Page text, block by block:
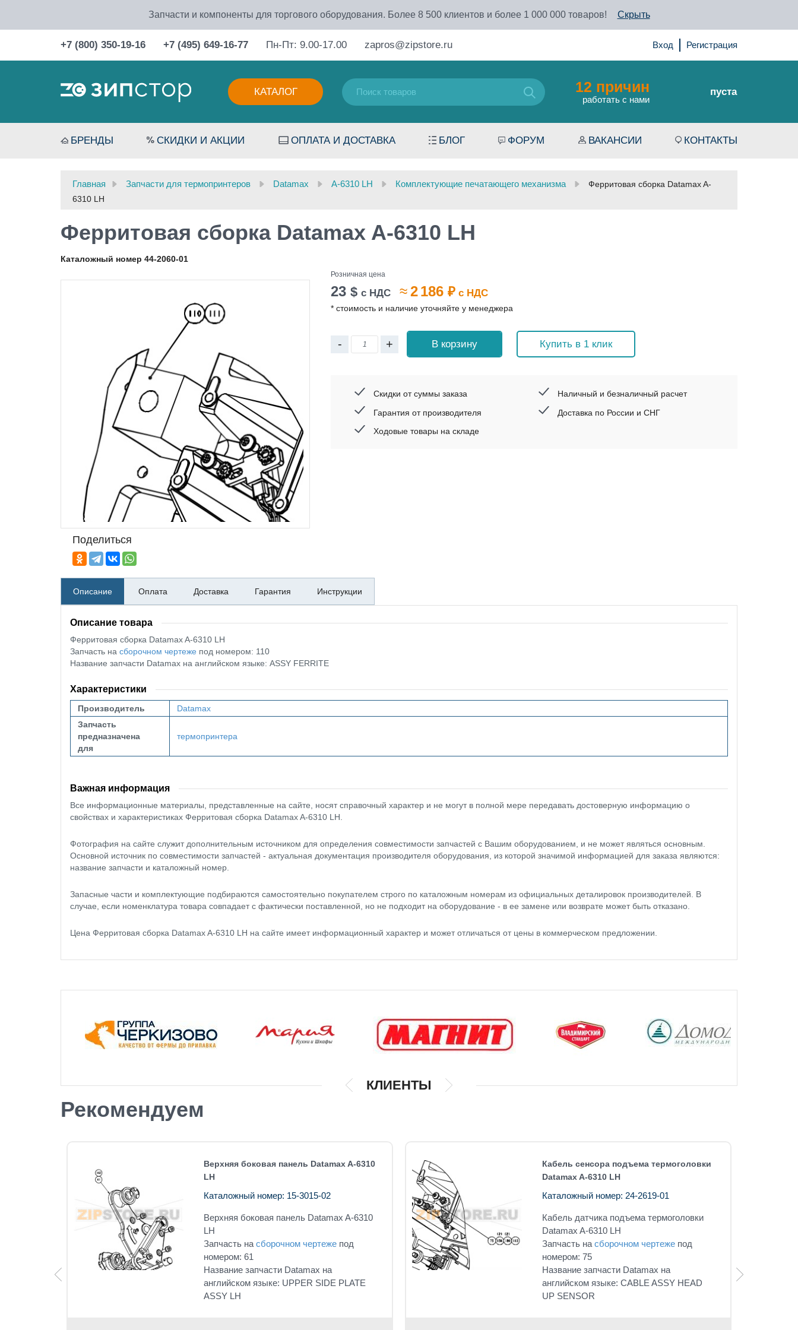
Запчасти и компоненты для торгового оборудования. Более 8 500 клиентов и более 1 000 000 товаров! Скрыть
+7 (800) 350-19-16 +7 (495) 649-16-77 Пн-Пт: 9.00-17.00 zapros@zipstore.ru Вход Регистрация
КАТАЛОГ 12 причин
работать с нами
пуста
БРЕНДЫ СКИДКИ И АКЦИИ ОПЛАТА И ДОСТАВКА БЛОГ ФОРУМ ВАКАНСИИ КОНТАКТЫ
Главная Запчасти для термопринтеров Datamax A-6310 LH Комплектующие печатающего механизма
Ферритовая сборка Datamax A-
6310 LH
Ферритовая сборка Datamax A-6310 LH
Каталожный номер 44-2060-01
Поделиться
Розничная цена
23 $ с НДС ≈2 186 ₽ с НДС
* стоимость и наличие уточняйте у менеджера
- + В корзину Купить в 1 клик
Скидки от суммы заказа
Гарантия от производителя
Ходовые товары на складе
Наличный и безналичный расчет
Доставка по России и СНГ
Описание Оплата Доставка Гарантия Инструкции
Описание товара
Ферритовая сборка Datamax A-6310 LH
Запчасть на сборочном чертеже под номером: 110
Название запчасти Datamax на английском языке: ASSY FERRITE
Характеристики
Производитель
Datamax
Запчасть
предназначена
для
термопринтера
Важная информация
Все информационные материалы, представленные на сайте, носят справочный характер и не могут в полной мере передавать достоверную информацию о
свойствах и характеристиках Ферритовая сборка Datamax A-6310 LH.
Фотография на сайте служит дополнительным источником для определения совместимости запчастей с Вашим оборудованием, и не может являться основным.
Основной источник по совместимости запчастей - актуальная документация производителя оборудования, из которой значимой информацией для заказа являются:
название запчасти и каталожный номер.
Запасные части и комплектующие подбираются самостоятельно покупателем строго по каталожным номерам из официальных деталировок производителей. В
случае, если номенклатура товара совпадает с фактически поставленной, но не подходит на оборудование - в ее замене или возврате может быть отказано.
Цена Ферритовая сборка Datamax A-6310 LH на сайте имеет информационный характер и может отличаться от цены в коммерческом предложении.
КЛИЕНТЫ
Рекомендуем
Верхняя боковая панель Datamax A-6310
LH
Каталожный номер: 15-3015-02
Верхняя боковая панель Datamax A-6310
LH
Запчасть на сборочном чертежепод
номером: 61
Название запчасти Datamax на
английском языке: UPPER SIDE PLATE
ASSY LH
Кабель сенсора подъема термоголовки
Datamax A-6310 LH
Каталожный номер: 24-2619-01
Кабель датчика подъема термоголовки
Datamax A-6310 LH
Запчасть на сборочном чертежепод
номером: 75
Название запчасти Datamax на
английском языке: CABLE ASSY HEAD
UP SENSOR